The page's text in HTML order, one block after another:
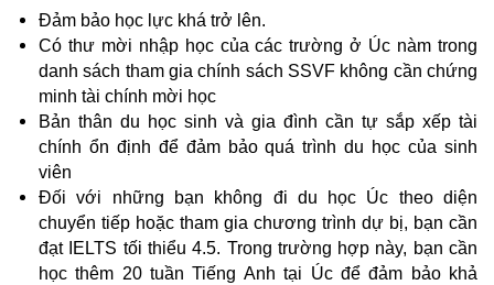
Đảm bảo học lực khá trở lên.
Có thư mời nhập học của các trường ở Úc nàm trong
danh sách tham gia chính sách SSVF không cần chứng
minh tài chính mời học
Bản thân du học sinh và gia đình cần tự sắp xếp tài
chính ổn định để đảm bảo quá trình du học của sinh
viên
Đối với những bạn không đi du học Úc theo diện
chuyển tiếp hoặc tham gia chương trình dự bị, bạn cần
đạt IELTS tối thiểu 4.5. Trong trường hợp này, bạn cần
học thêm 20 tuần Tiếng Anh tại Úc để đảm bảo khả